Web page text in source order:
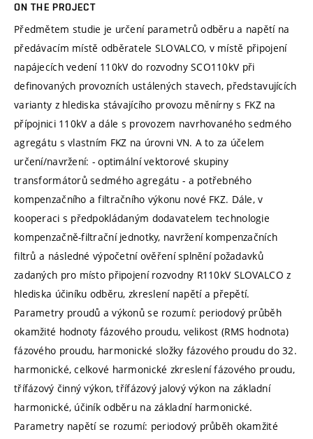
ON THE PROJECT
Předmětem studie je určení parametrů odběru a napětí na
předávacím místě odběratele SLOVALCO, v místě připojení
napájecích vedení 110kV do rozvodny SCO110kV při
definovaných provozních ustálených stavech, představujících
varianty z hlediska stávajícího provozu měnírny s FKZ na
přípojnici 110kV a dále s provozem navrhovaného sedmého
agregátu s vlastním FKZ na úrovni VN. A to za účelem
určení/navržení: - optimální vektorové skupiny
transformátorů sedmého agregátu - a potřebného
kompenzačního a filtračního výkonu nové FKZ. Dále, v
kooperaci s předpokládaným dodavatelem technologie
kompenzačně-filtrační jednotky, navržení kompenzačních
filtrů a následné výpočetní ověření splnění požadavků
zadaných pro místo připojení rozvodny R110kV SLOVALCO z
hlediska účiníku odběru, zkreslení napětí a přepětí.
Parametry proudů a výkonů se rozumí: periodový průběh
okamžité hodnoty fázového proudu, velikost (RMS hodnota)
fázového proudu, harmonické složky fázového proudu do 32.
harmonické, celkové harmonické zkreslení fázového proudu,
třífázový činný výkon, třífázový jalový výkon na základní
harmonické, účiník odběru na základní harmonické.
Parametry napětí se rozumí: periodový průběh okamžité